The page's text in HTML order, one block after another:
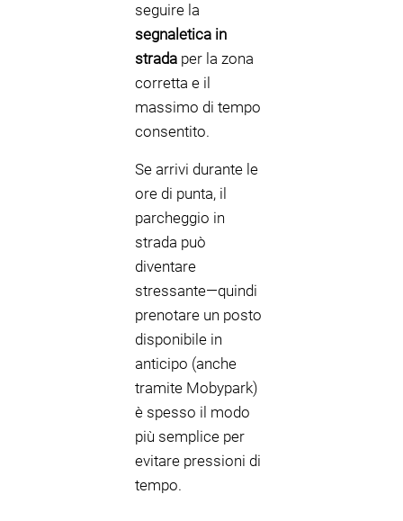
seguire la
segnaletica in
strada per la zona
corretta e il
massimo di tempo
consentito.
Se arrivi durante le
ore di punta, il
parcheggio in
strada può
diventare
stressante—quindi
prenotare un posto
disponibile in
anticipo (anche
tramite Mobypark)
è spesso il modo
più semplice per
evitare pressioni di
tempo.